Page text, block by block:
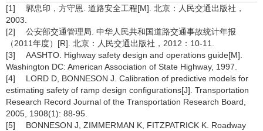
[1] 郭忠印，方守恩. 道路安全工程[M]. 北京：人民交通出版社，
2003.
[2] 公安部交通管理局. 中华人民共和国道路交通事故统计年报
（2011年度）[R]. 北京：人民交通出版社，2012：10-11.
[3] AASHTO. Highway safety design and operations guide[M].
Washington DC: American Association of State Highway, 1997.
[4] LORD D, BONNESON J. Calibration of predictive models for
estimating safety of ramp design configurations[J]. Transportation
Research Record Journal of the Transportation Research Board,
2005, 1908(1): 88-95.
[5] BONNESON J, ZIMMERMAN K, FITZPATRICK K. Roadway